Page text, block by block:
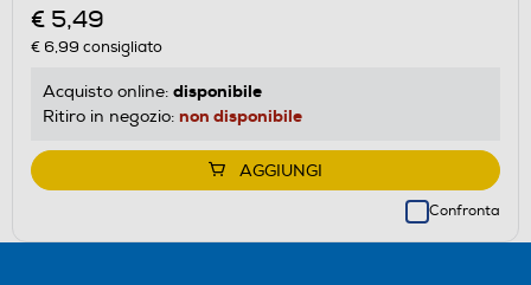
€ 5,49
€ 6,99 consigliato
Acquisto online: disponibile
Ritiro in negozio: non disponibile
AGGIUNGI
Confronta